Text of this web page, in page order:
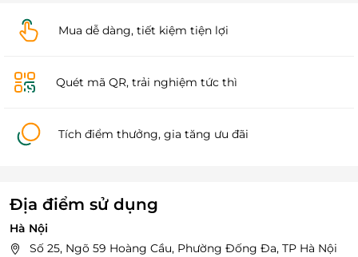
Mua dễ dàng, tiết kiệm tiện lợi
Quét mã QR, trải nghiệm tức thì
Tích điểm thưởng, gia tăng ưu đãi
Địa điểm sử dụng
Hà Nội
Số 25, Ngõ 59 Hoàng Cầu, Phường Đống Đa, TP Hà Nội